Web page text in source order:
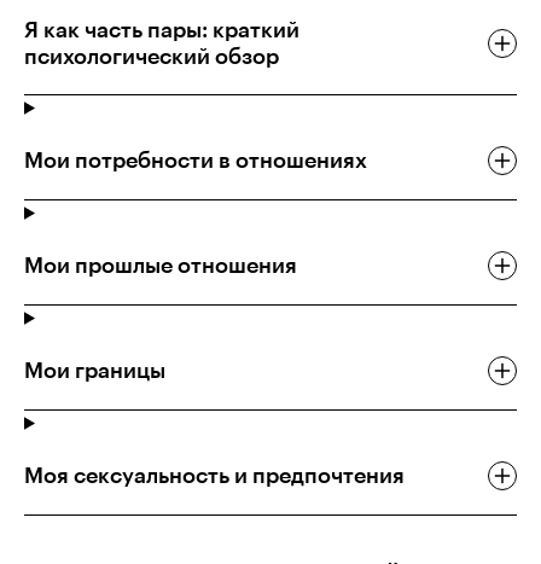
Я как часть пары: краткий
психологический обзор
Мои потребности в отношениях
Мои прошлые отношения
Мои границы
Моя сексуальность и предпочтения